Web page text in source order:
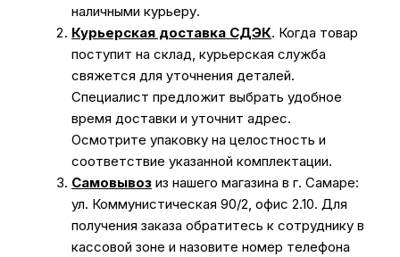
наличными курьеру.
Курьерская доставка СДЭК. Когда товар
поступит на склад, курьерская служба
свяжется для уточнения деталей.
Специалист предложит выбрать удобное
время доставки и уточнит адрес.
Осмотрите упаковку на целостность и
соответствие указанной комплектации.
Самовывоз из нашего магазина в г. Самаре:
ул. Коммунистическая 90/2, офис 2.10. Для
получения заказа обратитесь к сотруднику в
кассовой зоне и назовите номер телефона